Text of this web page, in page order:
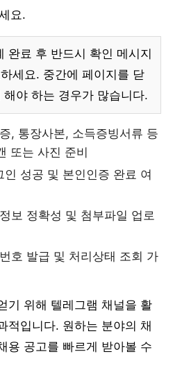
요.
완료 후 반드시 확인 메시지
세요. 중간에 페이지를 닫
야 하는 경우가 많습니다.
, 통장사본, 소득증빙서류 등
또는 사진 준비
인 성공 및 본인인증 완료 여
보 정확성 및 첨부파일 업로
호 발급 및 처리상태 조회 가
기 위해 텔레그램 채널을 활
적입니다. 원하는 분야의 채
용 공고를 빠르게 받아볼 수